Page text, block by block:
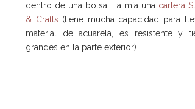
dentro de una bolsa. La mía una cartera
& Crafts (tiene mucha capacidad para
material de acuarela, es resistente y
grandes en la parte exterior).